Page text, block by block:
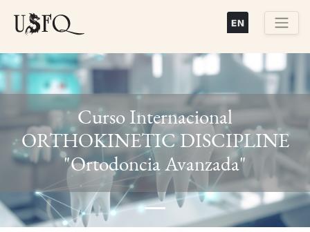
principal
Previous Next
Curso Internacional
ORTHOKINETIC DISCIPLINE
"Ortodoncia Avanzada"